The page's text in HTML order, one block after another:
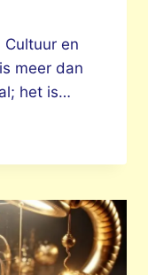
Cultuur en
meer dan
het is…